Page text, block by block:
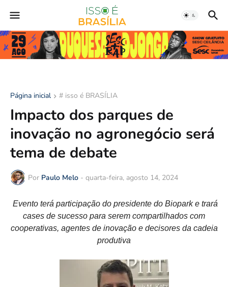
Página inicial # isso é BRASÍLIA
Impacto dos parques de
inovação no agronegócio será
tema de debate
Por Paulo Melo - quarta-feira, agosto 14, 2024
Evento terá participação do presidente do Biopark e trará
cases de sucesso para serem compartilhados com
cooperativas, agentes de inovação e decisores da cadeia
produtiva